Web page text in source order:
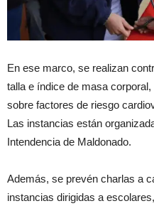
En ese marco, se realizan
talla e índice de masa
sobre factores de riesgo
Las instancias están
Intendencia de Maldonado.
Además, se prevén charlas a
instancias dirigidas a